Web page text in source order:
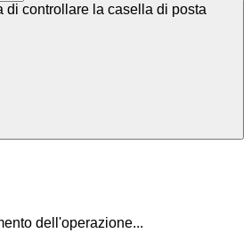
di controllare la casella di posta
dell'operazione...